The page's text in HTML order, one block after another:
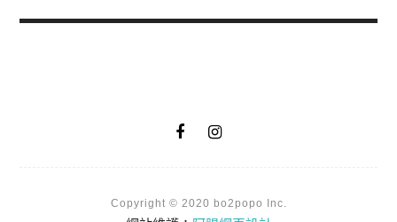
Copyright © 2020 bo2popo Inc.